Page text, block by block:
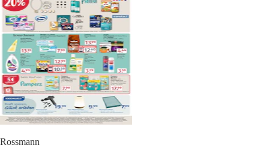
Rossmann